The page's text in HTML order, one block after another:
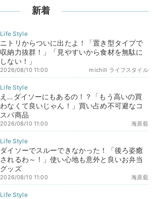
新着
ニトリからついに出たよ！「置き型タイプで
収納力抜群！」「見やすいから食材を無駄に
しない！」
michill ライフスタイル
2026/08/10 11:00
え…ダイソーにもあるの！？「もう高いの買
わなくて良いじゃん！」買い占め不可避なコ
スパ商品
海原藍
2026/08/10 11:00
ダイソーでスルーできなかった！「後ろ姿癒
されるわ～！」使い心地も意外と良いお弁当
グッズ
海原藍
2026/08/10 11:00